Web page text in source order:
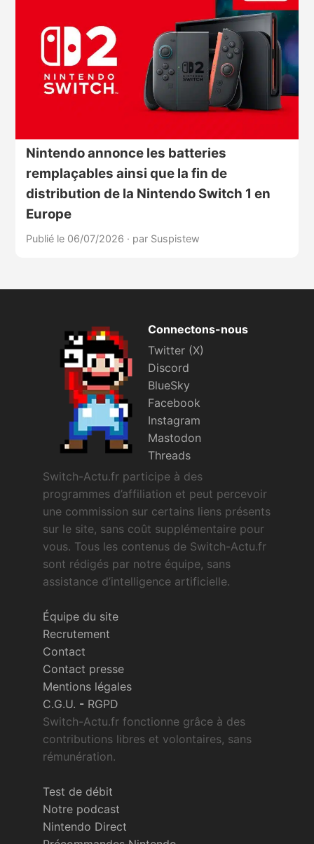
Nintendo annonce les batteries
remplaçables ainsi que la fin de
distribution de la Nintendo Switch 1 en
Europe
Publié le 06/07/2026 · par Suspistew
Connectons-nous
Twitter (X)
Discord
BlueSky
Facebook
Instagram
Mastodon
Threads
Switch-Actu.fr participe à des
programmes d’affiliation et peut percevoir
une commission sur certains liens présents
sur le site, sans coût supplémentaire pour
vous. Tous les contenus de Switch-Actu.fr
sont rédigés par notre équipe, sans
assistance d’intelligence artificielle.
Équipe du site
Recrutement
Contact
Contact presse
Mentions légales
C.G.U. - RGPD
Switch-Actu.fr fonctionne grâce à des
contributions libres et volontaires, sans
rémunération.
Test de débit
Notre podcast
Nintendo Direct